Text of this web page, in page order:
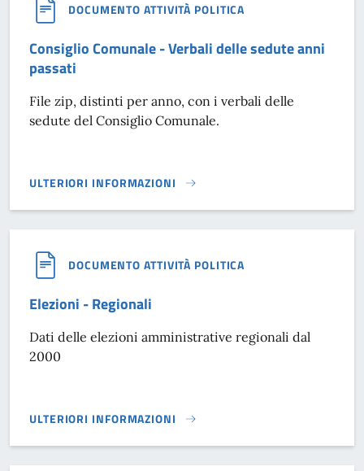
DOCUMENTO ATTIVITÀ POLITICA
Consiglio Comunale - Verbali delle sedute anni
passati
File zip, distinti per anno, con i verbali delle
sedute del Consiglio Comunale.
ULTERIORI INFORMAZIONI
CONSIGLIO COMUNALE - VERBALI DELLE SEDUTE ANNI
DOCUMENTO ATTIVITÀ POLITICA
Elezioni - Regionali
Dati delle elezioni amministrative regionali dal
2000
ULTERIORI INFORMAZIONI
ELEZIONI - REGIONALI}